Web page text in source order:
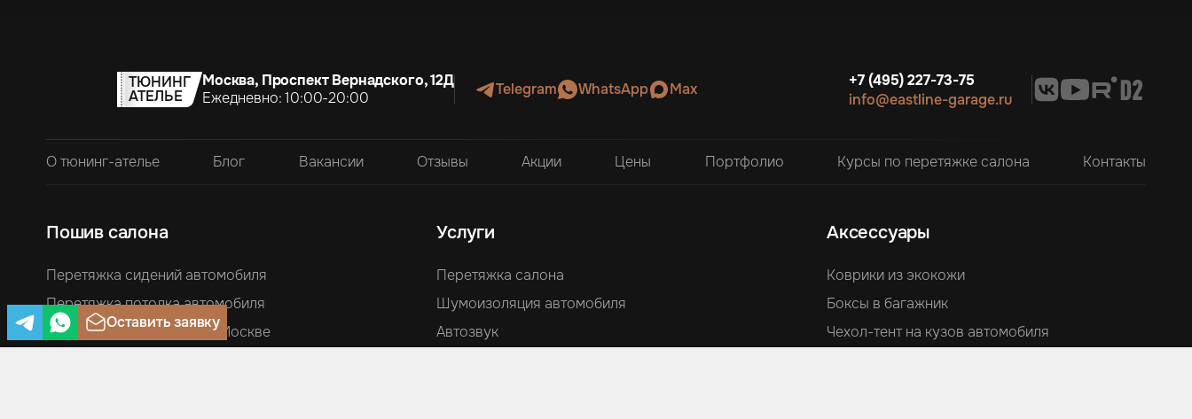
ТЮНИНГ
АТЕЛЬЕ
Москва, Проспект Вернадского, 12Д
Ежедневно: 10:00-20:00
Telegram WhatsApp Max
+7 (495) 227-73-75
info@eastline-garage.ru
О тюнинг-ателье Блог Вакансии Отзывы Акции Цены Портфолио Курсы по перетяжке салона Контакты
Пошив салона
Перетяжка сидений автомобиля
Перетяжка потолка автомобиля
Перетяжка руля кожей в Москве
Услуги
Перетяжка салона
Шумоизоляция автомобиля
Автозвук
Аксессуары
Коврики из экокожи
Боксы в багажник
Чехол-тент на кузов автомобиля
Оставить заявку